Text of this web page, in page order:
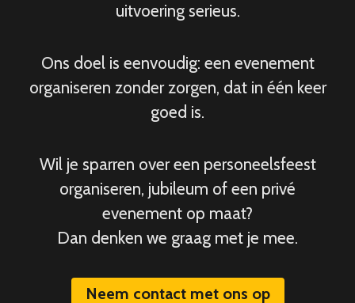
uitvoering serieus.
Ons doel is eenvoudig: een evenement
organiseren zonder zorgen, dat in één keer
goed is.
Wil je sparren over een personeelsfeest
organiseren, jubileum of een privé
evenement op maat?
Dan denken we graag met je mee.
Neem contact met ons op